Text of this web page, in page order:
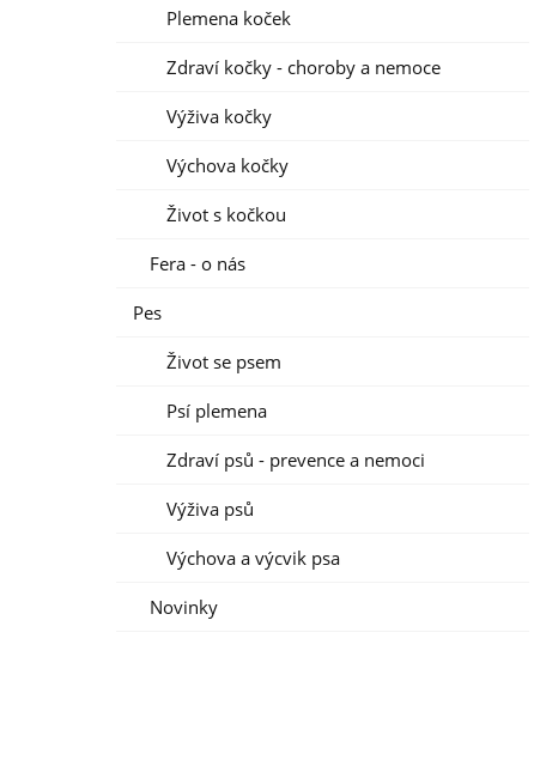
Plemena koček
Zdraví kočky - choroby a nemoce
Výživa kočky
Výchova kočky
Život s kočkou
Fera - o nás
Pes
Život se psem
Psí plemena
Zdraví psů - prevence a nemoci
Výživa psů
Výchova a výcvik psa
Novinky